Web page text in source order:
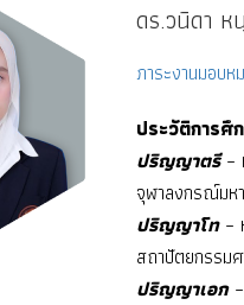
ดร.วนิดา ห
ภาระงานมอบห
ประวัติการศึ
ปริญญาตรี–
จุฬาลงกรณ์มห
ปริญญาโท–
สถาปัตยกรรม
ปริญญาเอก–